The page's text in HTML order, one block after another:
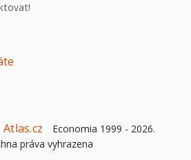
Atlas.cz Economia 1999 - 2026.
práva vyhrazena